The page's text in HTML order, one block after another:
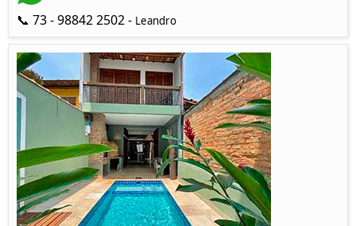
📞 73 - 98842 2502 - Leandro